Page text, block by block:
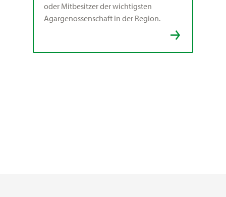
oder Mitbesitzer der wichtigsten
Agargenossenschaft in der Region.